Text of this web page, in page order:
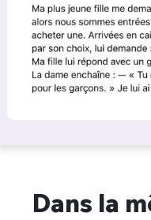
Dans la